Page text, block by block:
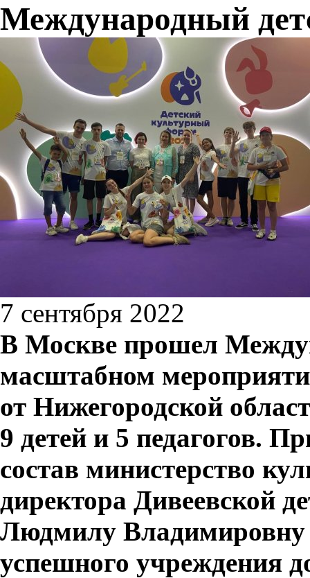
Международный
7 сентября 2022
В Москве прошел
масштабном
от Нижегородской
9 детей и 5 педагогов.
состав министерство
директора Дивеевской
Людмилу Владимировну
успешного учреждения